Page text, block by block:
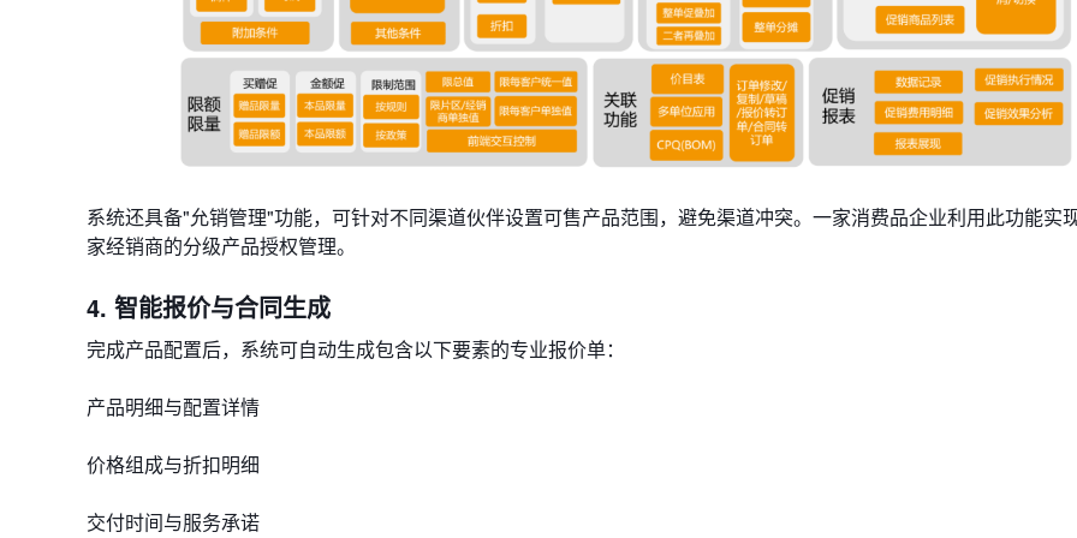
系统还具备"允销管理"功能，可针对不同渠道伙伴设置可售产品范围，避免渠道冲突。一家消费品企业利用此功能实
家经销商的分级产品授权管理。
4. 智能报价与合同生成
完成产品配置后，系统可自动生成包含以下要素的专业报价单：
产品明细与配置详情
价格组成与折扣明细
交付时间与服务承诺